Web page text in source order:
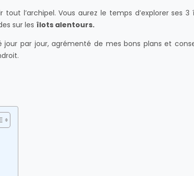
tout l’archipel. Vous aurez le temps d’explorer ses 3
sur les îlots alentours.
par jour, agrémenté de mes bons plans et